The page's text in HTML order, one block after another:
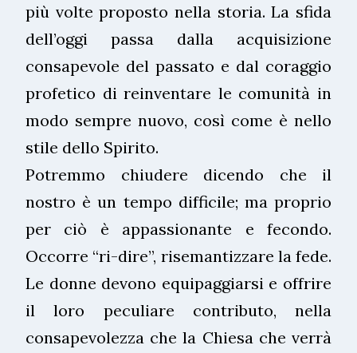
più volte proposto nella storia. La sfida
dell’oggi passa dalla acquisizione
consapevole del passato e dal coraggio
profetico di reinventare le comunità in
modo sempre nuovo, così come è nello
stile dello Spirito.
Potremmo chiudere dicendo che il
nostro è un tempo difficile; ma proprio
per ciò è appassionante e fecondo.
Occorre “ri-dire”, risemantizzare la fede.
Le donne devono equipaggiarsi e offrire
il loro peculiare contributo, nella
consapevolezza che la Chiesa che verrà